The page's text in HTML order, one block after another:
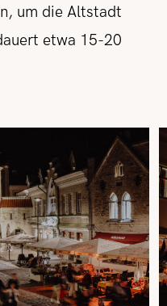
um die Altstadt
etwa 15-20